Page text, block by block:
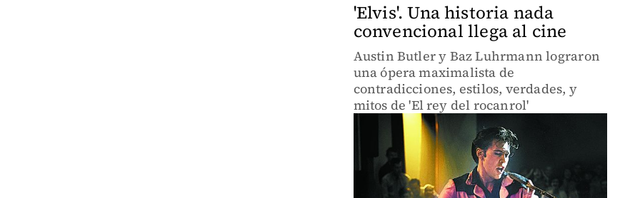
'Elvis'. Una historia nada
convencional llega al cine
Austin Butler y Baz Luhrmann lograron
una ópera maximalista de
contradicciones, estilos, verdades, y
mitos de 'El rey del rocanrol'